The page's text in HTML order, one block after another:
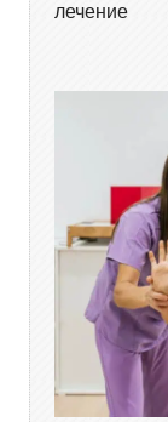
лечение